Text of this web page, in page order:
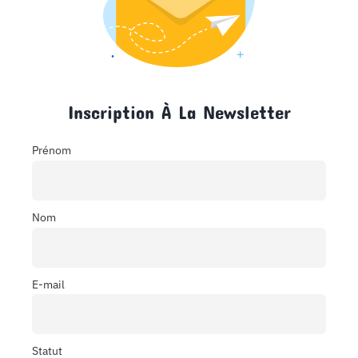
Inscription À La Newsletter
Prénom
Nom
E-mail
Statut